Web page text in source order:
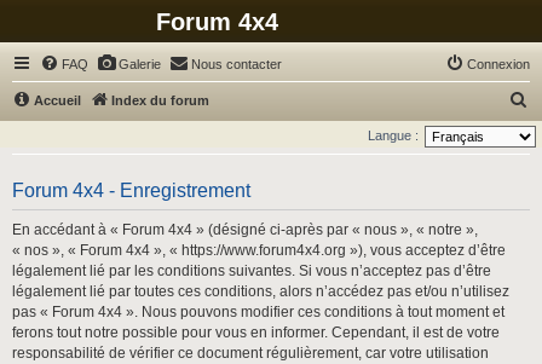
Forum 4x4
FAQ Galerie Nous contacter Connexion
Accueil Index du forum
e
c
e
Langue :
Forum 4x4 - Enregistrement
En accédant à « Forum 4x4 » (désigné ci-après par « nous », « notre »,
« nos », « Forum 4x4 », « https://www.forum4x4.org »), vous acceptez d’être
légalement lié par les conditions suivantes. Si vous n’acceptez pas d’être
légalement lié par toutes ces conditions, alors n’accédez pas et/ou n’utilisez
pas « Forum 4x4 ». Nous pouvons modifier ces conditions à tout moment et
ferons tout notre possible pour vous en informer. Cependant, il est de votre
responsabilité de vérifier ce document régulièrement, car votre utilisation